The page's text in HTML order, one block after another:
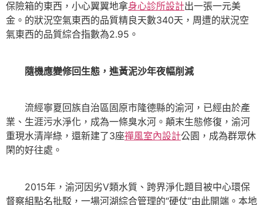
保險箱的東西，小心翼翼地拿身心診所設計出一張一元美
金。的狀況空氣東西的品質精良天數340天，周遭的狀況空
氣東西的品質綜合指數為2.95。
隨機應變修回生態，進黃泥沙年夜幅削減
流經寧夏回族自治區固原市隆德縣的渝河，已經由於產
業、生涯污水淨化，成為一條臭水河。顛末生態修復，渝河
重現水清岸綠，還新建了3座禪風室內設計公園，成為群眾休
閑的好往處。
2015年，渝河因劣Ⅴ類水質、跨界淨化題目被中心環保
督察組點名批駁，一場河湖綜合管理的“硬仗”由此開端。本地